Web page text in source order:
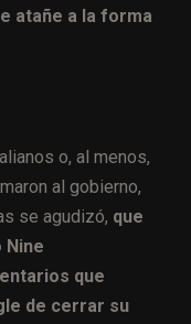
atañe a la forma
o, al menos,
al gobierno,
se agudizó, que
Nine
que
de cerrar su